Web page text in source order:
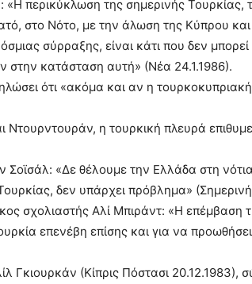
«Η περικύκλωση της σημερινής
στο Νότο, με την άλωση της Κύπρου
σύρραξης, είναι κάτι που δεν
στην κατάσταση αυτή» (Νέα 24.1.1986).
ότι «ακόμα και αν η
Ντουρντουράν, η τουρκική πλευρά
Σοϊσάλ: «Δε θέλουμε την Ελλάδα στη
δεν υπάρχει πρόβλημα»
σχολιαστής Αλί Μπιράντ: «Η επέμβαση
επενέβη επίσης και για να
Γκιουρκάν (Κίπρις Πόστασι 20.12.1983),